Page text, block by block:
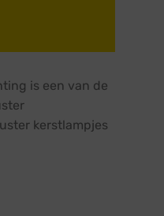
is een van de
kerstlampjes